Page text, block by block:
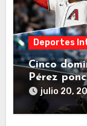
Deportes
Cinco
Pérez
jornada de
julio 20,